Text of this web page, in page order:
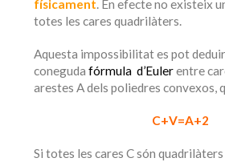
físicament. En efecte no existeix
totes les cares quadrilàters.
Aquesta impossibilitat es pot
conegudafórmula d’Eulerentre
arestes A dels poliedres convexos,
C+V=A+2
Si totes les cares C són quadrilàters